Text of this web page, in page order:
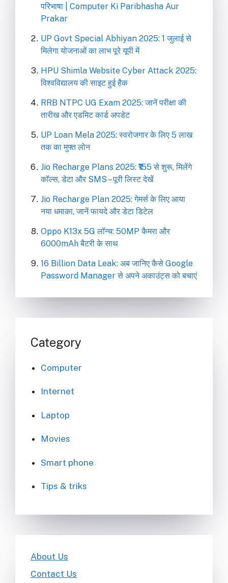
परिभाषा | Computer Ki Paribhasha Aur
Prakar
UP Govt Special Abhiyan 2025: 1 जुलाई से
मिलेगा योजनाओं का लाभ पूरे यूपी में
HPU Shimla Website Cyber Attack 2025:
विश्वविद्यालय की साइट हुई हैक
RRB NTPC UG Exam 2025: जानें परीक्षा की
तारीख और एडमिट कार्ड अपडेट
UP Loan Mela 2025: स्वरोजगार के लिए 5 लाख
तक का मुफ्त लोन
Jio Recharge Plans 2025: ₹155 से शुरू, मिलेंगे
कॉल्स, डेटा और SMS – पूरी लिस्ट देखें
Jio Recharge Plan 2025: गेमर्स के लिए आया
नया धमाका, जानें फायदे और डेटा डिटेल
Oppo K13x 5G लॉन्च: 50MP कैमरा और
6000mAh बैटरी के साथ
16 Billion Data Leak: अब जानिए कैसे Google
Password Manager से अपने अकाउंट्स को बचाएं
Category
Computer
Internet
Laptop
Movies
Smart phone
Tips & triks
About Us
Contact Us